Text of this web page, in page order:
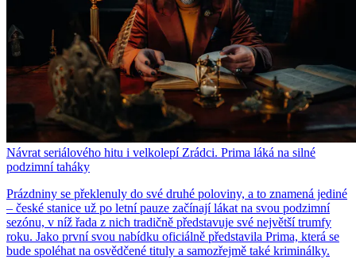
Návrat seriálového hitu i velkolepí Zrádci. Prima láká na silné
podzimní taháky
Prázdniny se překlenuly do své druhé poloviny, a to znamená jediné
– české stanice už po letní pauze začínají lákat na svou podzimní
sezónu, v níž řada z nich tradičně představuje své největší trumfy
roku. Jako první svou nabídku oficiálně představila Prima, která se
bude spoléhat na osvědčené tituly a samozřejmě také kriminálky.